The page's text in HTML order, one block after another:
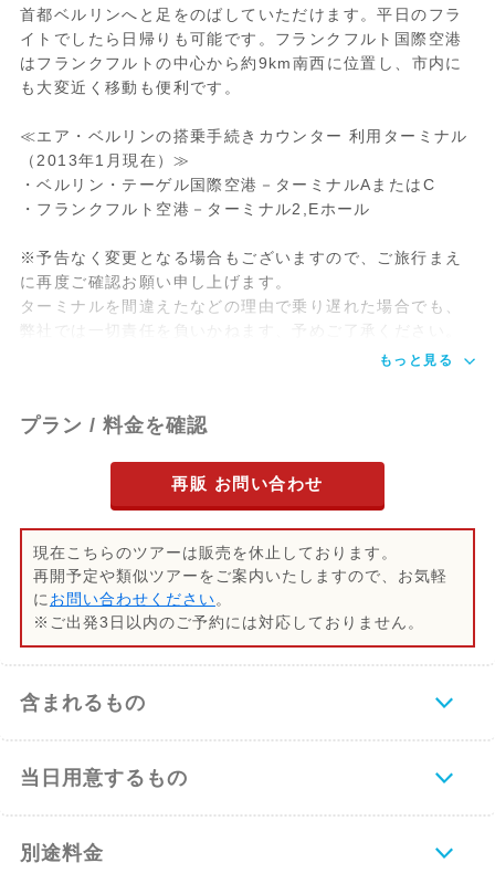
首都ベルリンへと足をのばしていただけます。平日のフラ
イトでしたら日帰りも可能です。フランクフルト国際空港
はフランクフルトの中心から約9km南西に位置し、市内に
も大変近く移動も便利です。
≪エア・ベルリンの搭乗手続きカウンター 利用ターミナル
（2013年1月現在）≫
・ベルリン・テーゲル国際空港－ターミナルAまたはC
・フランクフルト空港－ターミナル2,Eホール
※予告なく変更となる場合もございますので、ご旅行まえ
に再度ご確認お願い申し上げます。
ターミナルを間違えたなどの理由で乗り遅れた場合でも、
弊社では一切責任を負いかねます、予めご了承ください。
もっと見る
プラン / 料金を確認
再販 お問い合わせ
現在こちらのツアーは販売を休止しております。
再開予定や類似ツアーをご案内いたしますので、お気軽
に お問い合わせください。
※ご出発3日以内のご予約には対応しておりません。
含まれるもの
当日用意するもの
別途料金